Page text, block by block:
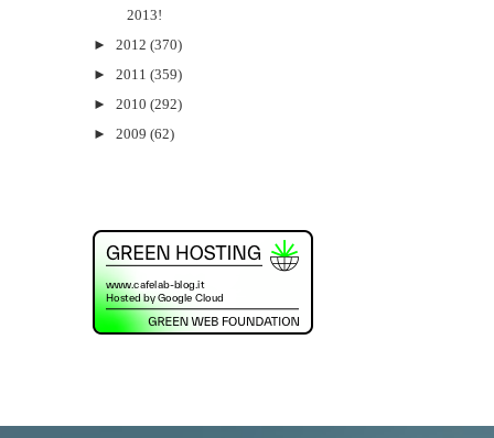
2013!
► 2012 (370)
► 2011 (359)
► 2010 (292)
► 2009 (62)